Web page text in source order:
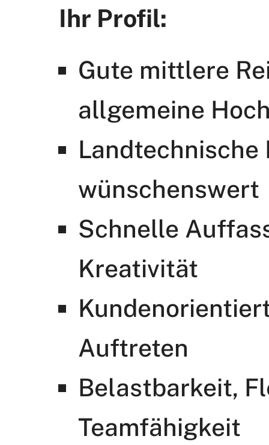
Ihr Profil:
Gute mittlere
allgemeine
Landtechnische
wünschenswert
Schnelle
Kreativität
Auftreten
Belastbarkeit,
Teamfähigkeit